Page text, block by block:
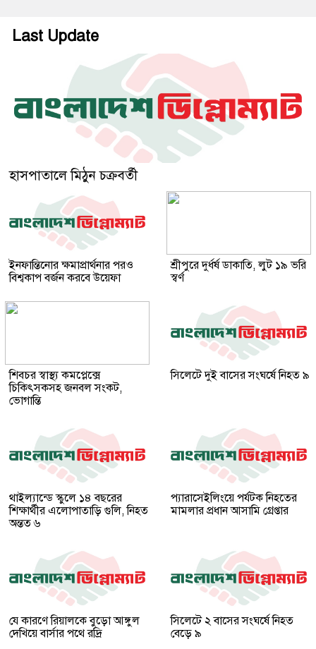
Last Update
হাসপাতালে মিঠুন চক্রবর্তী
ইনফান্তিনোর ক্ষমাপ্রার্থনার পরও
বিশ্বকাপ বর্জন করবে উয়েফা
শ্রীপুরে দুর্ধর্ষ ডাকাতি, লুট ১৯ ভরি
স্বর্ণ
শিবচর স্বাস্থ্য কমপ্লেক্সে
চিকিৎসকসহ জনবল সংকট,
ভোগান্তি
সিলেটে দুই বাসের সংঘর্ষে নিহত ৯
থাইল্যান্ডে স্কুলে ১৪ বছরের
শিক্ষার্থীর এলোপাতাড়ি গুলি, নিহত
অন্তত ৬
প্যারাসেইলিংয়ে পর্যটক নিহতের
মামলার প্রধান আসামি গ্রেপ্তার
যে কারণে রিয়ালকে বুড়ো আঙ্গুল
দেখিয়ে বার্সার পথে রদ্রি
সিলেটে ২ বাসের সংঘর্ষে নিহত
বেড়ে ৯